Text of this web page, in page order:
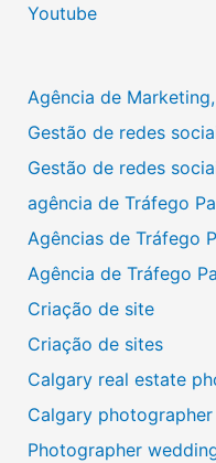
Youtube
Agência de
Gestão de redes
Gestão de redes
agência de Tráfego
Agências de Tráfego
Agência de Tráfego
Criação de site
Criação de sites
Calgary real estate
Calgary photographer
Photographer